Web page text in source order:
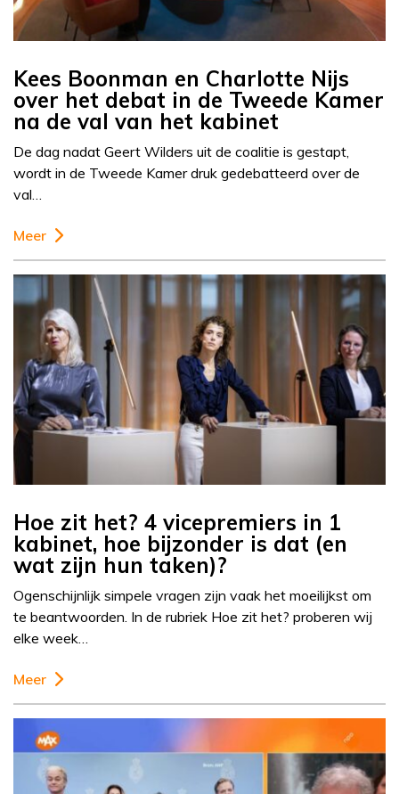
Kees Boonman en Charlotte Nijs
over het debat in de Tweede Kamer
na de val van het kabinet
De dag nadat Geert Wilders uit de coalitie is gestapt,
wordt in de Tweede Kamer druk gedebatteerd over de
val…
Meer
Hoe zit het? 4 vicepremiers in 1
kabinet, hoe bijzonder is dat (en
wat zijn hun taken)?
Ogenschijnlijk simpele vragen zijn vaak het moeilijkst om
te beantwoorden. In de rubriek Hoe zit het? proberen wij
elke week…
Meer